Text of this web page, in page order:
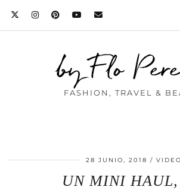
by Flo
FASHION, TRAVEL &
28 JUNIO, 2018 VIDEO
UN MINI